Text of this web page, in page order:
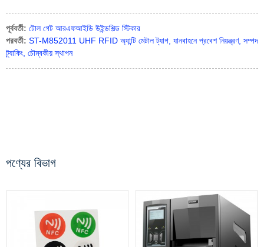
পূর্ববর্তী: টোল গেট আরএফআইডি উইন্ডশিল্ড স্টিকার
পরবর্তী: ST-M852011 UHF RFID অ্যান্টি মেটাল ট্যাগ, যানবাহনে প্রবেশ নিয়ন্ত্রণ, সম্পদ
ট্র্যাকিং, চৌম্বকীয় স্থাপন
পণ্যের বিভাগ